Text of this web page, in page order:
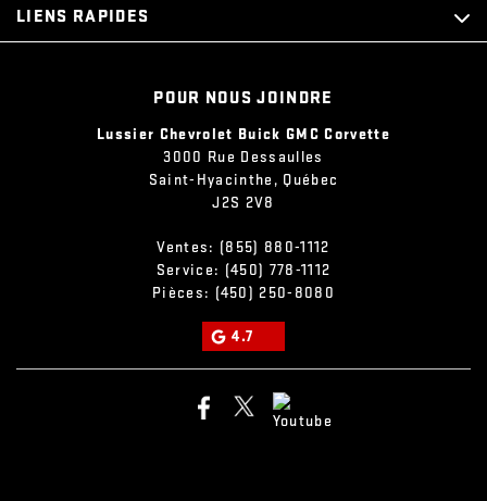
POUR NOUS JOINDRE
Lussier Chevrolet Buick GMC Corvette
3000 Rue Dessaulles
Saint-Hyacinthe , Québec
J2S 2V8
Ventes: (855) 880-1112
Service: (450) 778-1112
Pièces: (450) 250-8080
4.7
LIENS RAPIDES